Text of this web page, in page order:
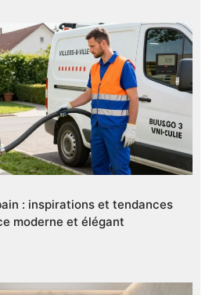
: inspirations et tendances
moderne et élégant